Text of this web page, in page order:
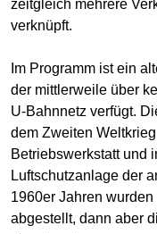
zeitgleich mehrere
verknüpft.
Im Programm ist ein
der mittlerweile über
U-Bahnnetz verfügt.
dem Zweiten
Betriebswerkstatt und
Luftschutzanlage der
1960er Jahren
abgestellt, dann aber